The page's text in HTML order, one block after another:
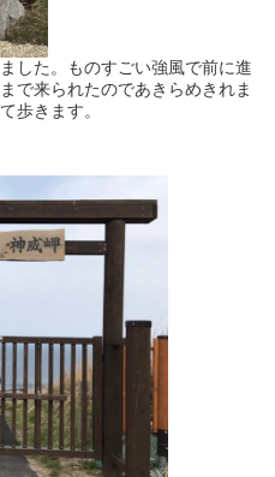
した。ものすごい強風で前に進
で来られたのであきらめきれま
歩きます。